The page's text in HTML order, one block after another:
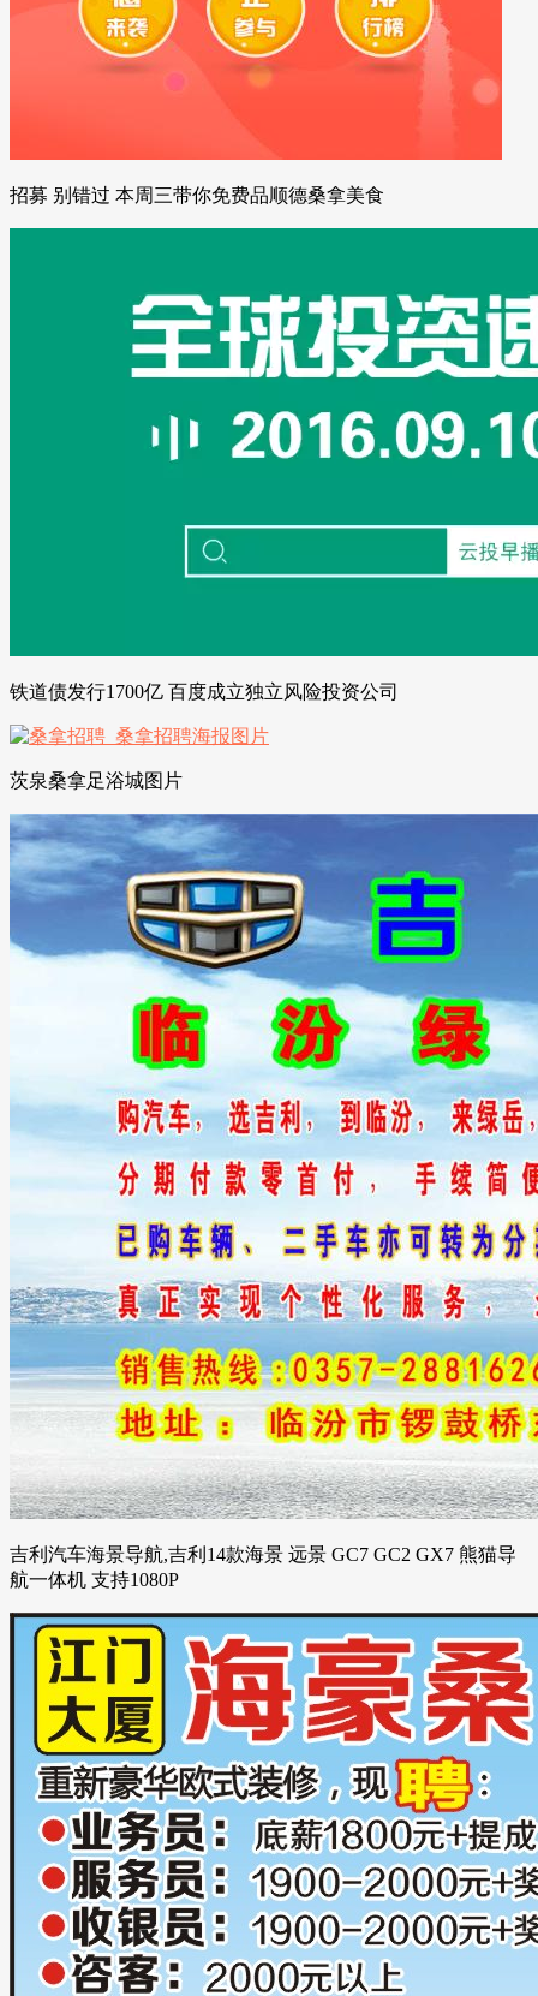
招募 别错过 本周三带你免费品顺德桑拿美食
铁道债发行1700亿 百度成立独立风险投资公司
茨泉桑拿足浴城图片
吉利汽车海景导航,吉利14款海景 远景 GC7 GC2 GX7 熊猫导
航一体机 支持1080P